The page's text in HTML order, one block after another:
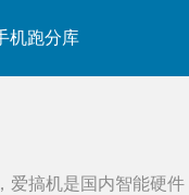
机跑分库
爱搞机是国内智能硬件